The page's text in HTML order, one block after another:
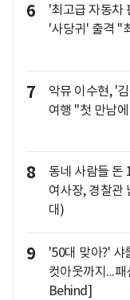
6
'최고급 자동차
'사당귀' 출격 "
7
악뮤 이수현, '
여행 "첫 만남
8
동네 사람들 돈
여사장, 경찰관
대)
9
'50대 맞아?' 샤
컷아웃까지...
Behind]